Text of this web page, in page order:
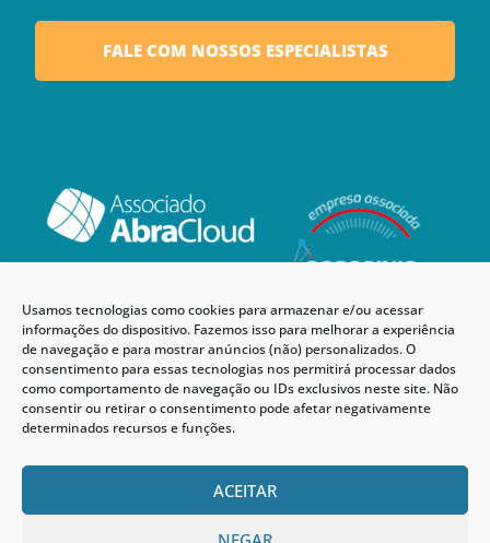
Usamos tecnologias como cookies para armazenar e/ou acessar
informações do dispositivo. Fazemos isso para melhorar a experiência
de navegação e para mostrar anúncios (não) personalizados. O
consentimento para essas tecnologias nos permitirá processar dados
como comportamento de navegação ou IDs exclusivos neste site. Não
consentir ou retirar o consentimento pode afetar negativamente
determinados recursos e funções.
ACEITAR
FALE COM NOSSOS ESPECIALISTAS